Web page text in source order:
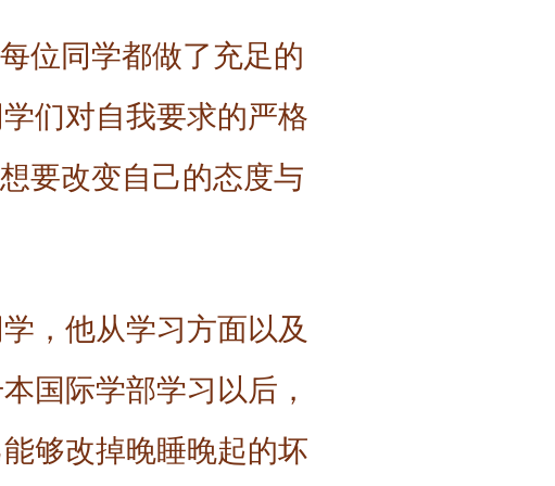
位同学都做了充足的
们对自我要求的严格
要改变自己的态度与
，他从学习方面以及
国际学部学习以后，
够改掉晚睡晚起的坏